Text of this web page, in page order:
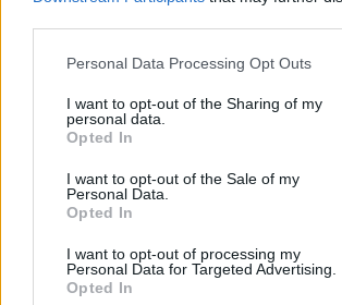
Personal Data Processing Opt Outs
I want to opt-out of the Sharing of my
personal data.
Opted In
I want to opt-out of the Sale of my
Personal Data.
Opted In
I want to opt-out of processing my
Personal Data for Targeted Advertising.
Opted In